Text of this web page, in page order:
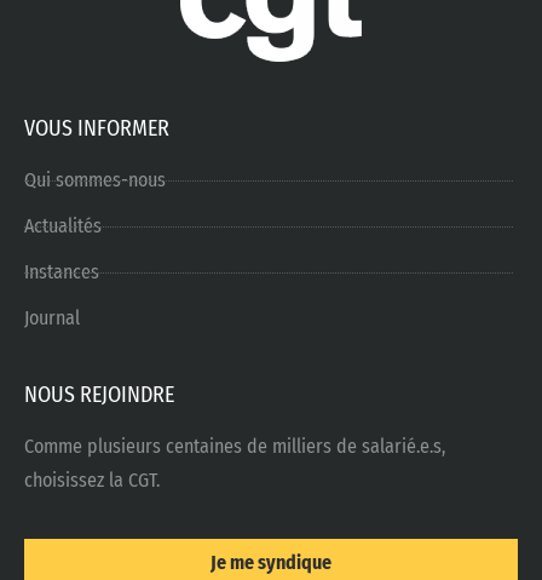
VOUS INFORMER
Qui sommes-nous
Actualités
Instances
Journal
NOUS REJOINDRE
Comme plusieurs centaines de milliers de salarié.e.s,
choisissez la CGT.
Je me syndique